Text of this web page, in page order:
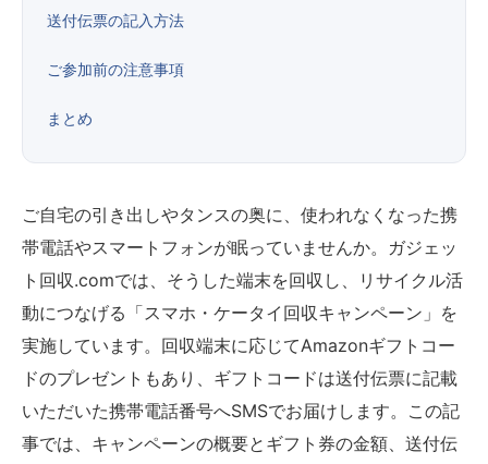
送付伝票の記入方法
ご参加前の注意事項
まとめ
ご自宅の引き出しやタンスの奥に、使われなくなった携
帯電話やスマートフォンが眠っていませんか。ガジェッ
ト回収.comでは、そうした端末を回収し、リサイクル活
動につなげる「スマホ・ケータイ回収キャンペーン」を
実施しています。回収端末に応じてAmazonギフトコー
ドのプレゼントもあり、ギフトコードは送付伝票に記載
いただいた携帯電話番号へSMSでお届けします。この記
事では、キャンペーンの概要とギフト券の金額、送付伝